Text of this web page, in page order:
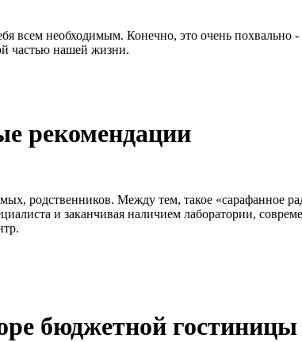
всем необходимым. Конечно, это очень похвально
частью нашей жизни.
рекомендации
родственников. Между тем, такое «сарафанное
и заканчивая наличием лаборатории,
бюджетной гостиницы